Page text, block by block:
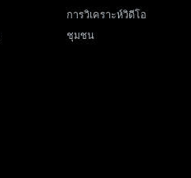
การวิเคราะห์วิดีโอ
ชุมชน